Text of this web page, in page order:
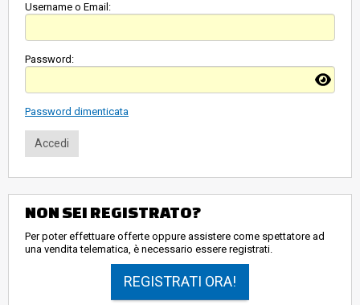
Username o Email:
Password:
Password dimenticata
NON SEI REGISTRATO?
Per poter effettuare offerte oppure assistere come spettatore ad
una vendita telematica, è necessario essere registrati.
REGISTRATI ORA!